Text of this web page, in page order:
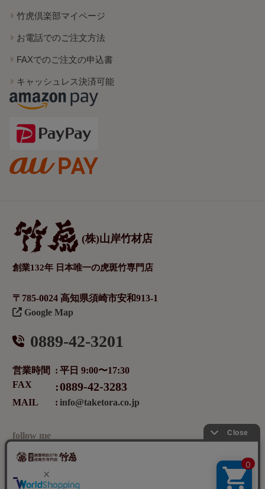
竹虎倶楽部マイページ
お電話でのご注文方法
FAXでのご注文の申込書
キャッシュレス決済可能
(株)山岸竹材店
創業132年 日本唯一の虎斑竹専門店
〒785-0024 高知県須崎市安和913-1
Google Map
0889-42-3201
営業時間
平日 9:00〜17:30
FAX
0889-42-3283
MAIL info@taketora.co.jp
follow me